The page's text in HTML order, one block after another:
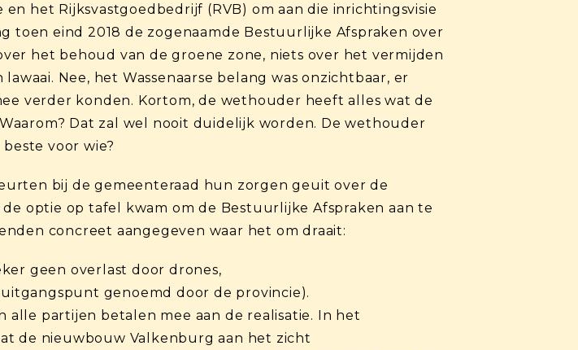
het Rijksvastgoedbedrijf (RVB) om aan die inrichtingsvisie
toen eind 2018 de zogenaamde Bestuurlijke Afspraken over
het behoud van de groene zone, niets over het vermijden
Nee, het Wassenaarse belang was onzichtbaar, er
verder konden. Kortom, de wethouder heeft alles wat de
Dat zal wel nooit duidelijk worden. De wethouder
voor wie?
bij de gemeenteraad hun zorgen geuit over de
optie op tafel kwam om de Bestuurlijke Afspraken aan te
concreet aangegeven waar het om draait:
geen overlast door drones,
genoemd door de provincie).
partijen betalen mee aan de realisatie. In het
de nieuwbouw Valkenburg aan het zicht